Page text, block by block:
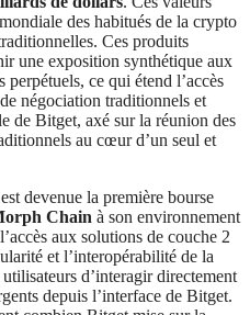
des habitués de la crypto
Ces produits
une exposition synthétique aux
ce qui étend l’accès
négociation traditionnels et
de Bitget, axé sur la réunion des
au cœur d’un seul et
devenue la première bourse
Chain à son environnement
aux solutions de couche 2
et l’interopérabilité de la
d’interagir directement
depuis l’interface de Bitget.